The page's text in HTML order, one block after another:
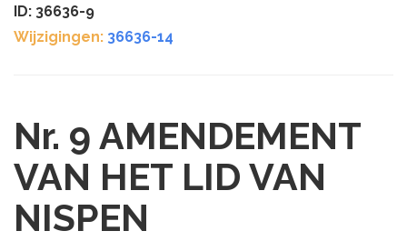
ID: 36636-9
Wijzigingen: 36636-14
Nr. 9 AMENDEMENT
VAN HET LID VAN
NISPEN